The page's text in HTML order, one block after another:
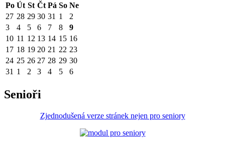
Po Út St Čt Pá So Ne
27 28 29 30 31 1
2
3
4 5 6 7 8
9
10 11 12 13 14 15 16
17 18 19 20 21 22 23
24 25 26 27 28 29 30
31 1 2 3 4 5 6
Senioři
Zjednodušená verze stránek nejen pro seniory